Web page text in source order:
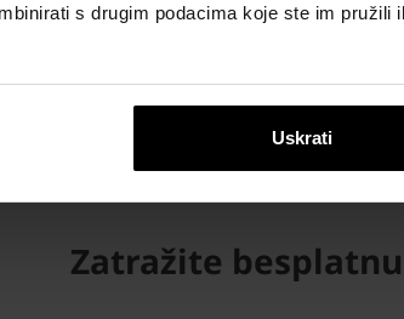
s drugim podacima koje ste im
Uskrati
Više
Zatražite